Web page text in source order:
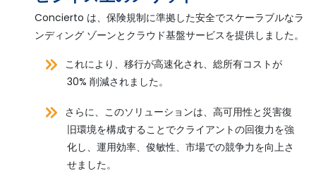
Concierto は、保険規制に準拠した安全でスケーラブルなラ
ンディング ゾーンとクラウド基盤サービスを提供しました。
これにより、移行が高速化され、総所有コストが
30% 削減されました。
さらに、このソリューションは、高可用性と災害復
旧環境を構成することでクライアントの回復力を強
化し、運用効率、俊敏性、市場での競争力を向上さ
せました。